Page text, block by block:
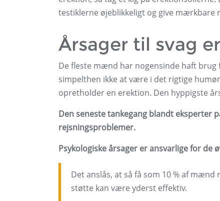
testiklerne øjeblikkeligt og give mærkbare
Årsager til svag
De fleste mænd har nogensinde haft
simpelthen ikke at være i det rigtige
opretholder en erektion. Den hyppigste
Den seneste tankegang blandt eksperter
rejsningsproblemer.
Psykologiske årsager er ansvarlige for de
Det anslås, at så få som 10 % af
støtte kan være yderst effektiv.